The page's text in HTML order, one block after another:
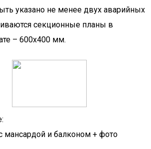
указано не менее двух аварийных
секционные планы в
– 600х400 мм.
мансардой и балконом + фото